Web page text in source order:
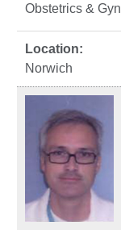
Obstetrics &
Norwich